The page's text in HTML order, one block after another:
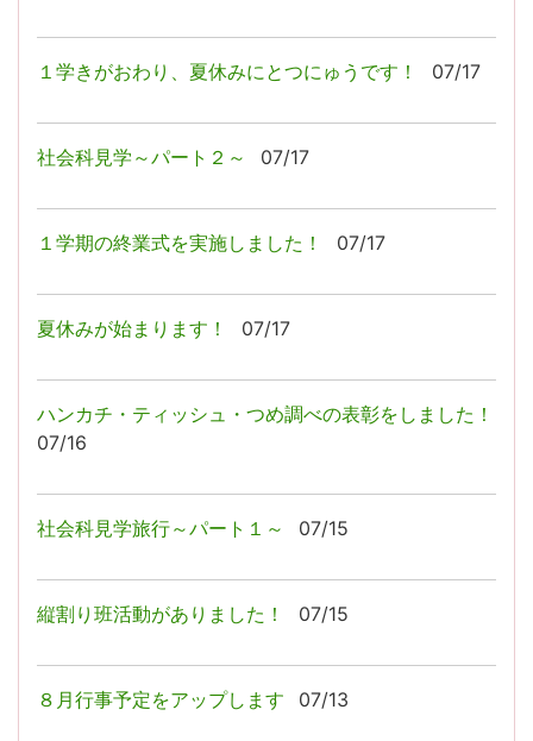
１学きがおわり、夏休みにとつにゅうです！ 07/17
社会科見学～パート２～ 07/17
１学期の終業式を実施しました！ 07/17
夏休みが始まります！ 07/17
ハンカチ・ティッシュ・つめ調べの表彰をしました！
07/16
社会科見学旅行～パート１～ 07/15
縦割り班活動がありました！ 07/15
８月行事予定をアップします 07/13